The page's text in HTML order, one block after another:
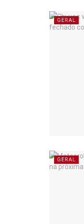
GERAL
GERAL